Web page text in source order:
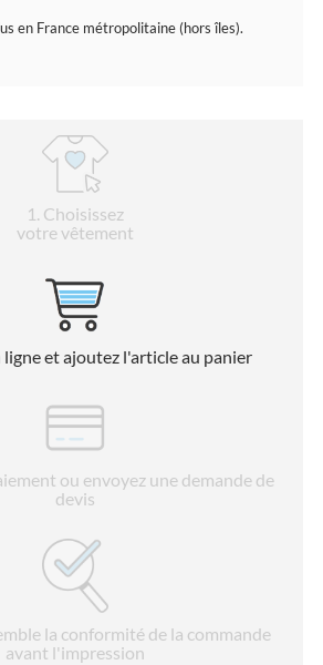
en France métropolitaine (hors îles).
1 . Choisissez
votre vêtement
ligne et ajoutez l'article au panier
ou envoyez une demande de
devis
la conformité de la commande
avant l'impression